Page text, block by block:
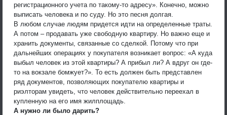
регистрационного учета по такому-то адресу». Конечно, можно
выписать человека и по суду. Но это песня долгая.
В любом случае людям придется идти на определенные траты.
А потом – продавать уже свободную квартиру. Но важно еще и
хранить документы, связанные со сделкой. Потому что при
дальнейших операциях у покупателя возникает вопрос: «А куда
выбыл человек из этой квартиры? А прибыл ли? А вдруг он где-
то на вокзале бомжует?». То есть должен быть представлен
ряд документов, позволяющих покупателю квартиры и
риэлторам увидеть, что человек действительно переехал в
купленную на его имя жилплощадь.
А нужно ли было дарить?